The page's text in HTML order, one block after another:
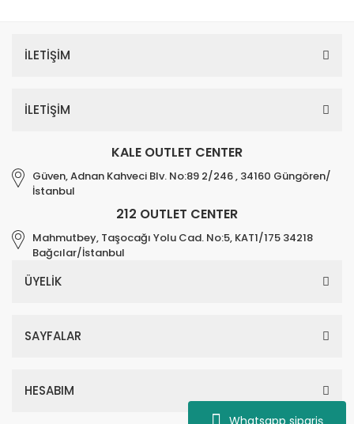
Whatsapp sipariş
İLETİŞİM
İLETİŞİM
KALE OUTLET CENTER
Güven, Adnan Kahveci Blv. No:89 2/246 , 34160 Güngören/
İstanbul
212 OUTLET CENTER
Mahmutbey, Taşocağı Yolu Cad. No:5, KAT1/175 34218
Bağcılar/İstanbul
ÜYELİK
SAYFALAR
HESABIM